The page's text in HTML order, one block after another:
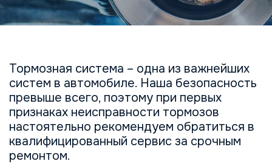
Тормозная система – одна из важнейших
систем в автомобиле. Наша безопасность
превыше всего, поэтому при первых
признаках неисправности тормозов
настоятельно рекомендуем обратиться в
квалифицированный сервис за срочным
ремонтом.